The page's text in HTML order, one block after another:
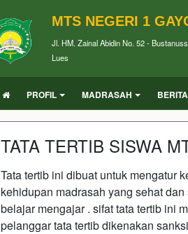
MTS NEGERI 1
Jl. HM. Zainal Abidin No. 52 -
Lues
PROFIL MADRASAH BERITA
TATA TERTIB SISWA
Tata tertib ini dibuat untuk mengatur
kehidupan madrasah yang sehat
belajar mengajar . sifat tata tertib ini
pelanggar tata tertib dikenakan